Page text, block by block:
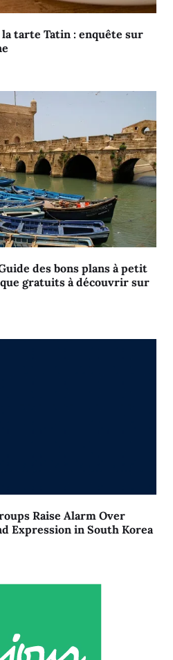
tarte Tatin : enquête sur
des bons plans à petit
gratuits à découvrir sur
Raise Alarm Over
Expression in South Korea